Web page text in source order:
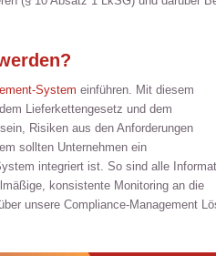
System einführen. Mit diesem
Lieferkettengesetz und dem
Risiken aus den Anforderungen
sollten Unternehmen ein
integriert ist. So sind alle
konsistente Monitoring an die
unsere Compliance-Management